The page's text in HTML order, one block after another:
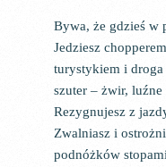
Bywa, że gdzieś w
Jedziesz
turystykiem i
szuter – żwir,
Rezygnujesz z
Zwalniasz i
podnóżków